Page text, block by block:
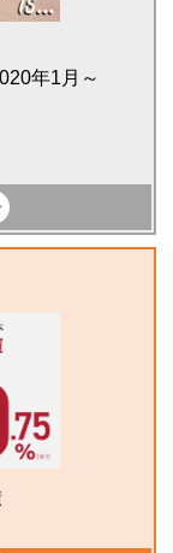
年1月～